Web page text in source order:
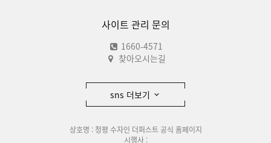
사이트 관리 문의
1660-4571
찾아오시는길
sns 더보기
상호명 : 청평 수자인 더퍼스트 공식 홈페이지
시행사 :